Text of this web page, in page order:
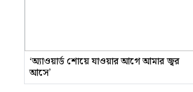
‘অ্যাওয়ার্ড শোয়ে যাওয়ার আগে আমার জ্বর
আসে’